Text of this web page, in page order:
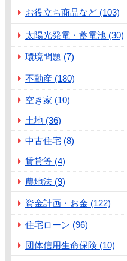
お役立ち商品など (103)
太陽光発電・蓄電池 (30)
環境問題 (7)
不動産 (180)
空き家 (10)
土地 (36)
中古住宅 (8)
賃貸等 (4)
農地法 (9)
資金計画・お金 (122)
住宅ローン (96)
団体信用生命保険 (10)